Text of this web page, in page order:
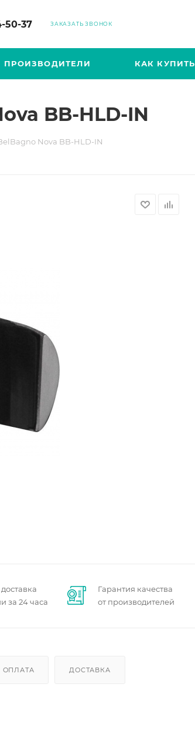
50-37 ЗАКАЗАТЬ ЗВОНОК
ПРОИЗВОДИТЕЛИ КАК КУПИТЬ
BB-HLD-IN
Nova BB-HLD-IN
за 24 часа
Гарантия качества
от производителей
ОПЛАТА ДОСТАВКА